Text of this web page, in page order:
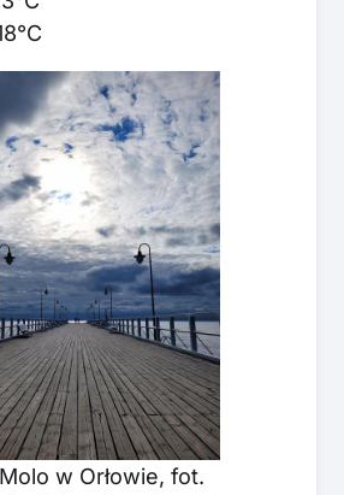
w Orłowie, fot.